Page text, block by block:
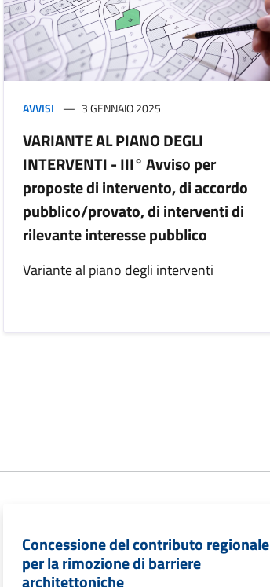
AVVISI 3 GENNAIO 2025
VARIANTE AL PIANO DEGLI
INTERVENTI - III° Avviso per
proposte di intervento, di accordo
pubblico/provato, di interventi di
rilevante interesse pubblico
Variante al piano degli interventi
Concessione del contributo regionale
per la rimozione di barriere
architettoniche